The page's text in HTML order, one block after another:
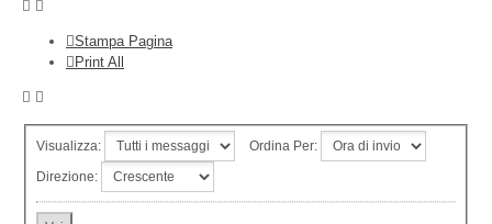
Stampa Pagina
Print All
Visualizza:
Ordina Per:
Direzione: